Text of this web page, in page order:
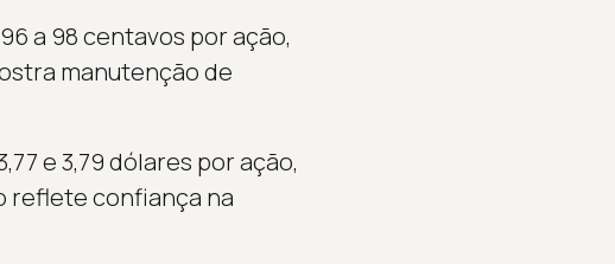
a 98 centavos por ação,
manutenção de
e 3,79 dólares por ação,
reflete confiança na